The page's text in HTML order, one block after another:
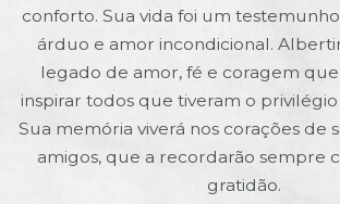
conforto. Sua vida foi um
árduo e amor incondicional.
legado de amor, fé e coragem
inspirar todos que tiveram o
Sua memória viverá nos corações de
amigos, que a recordarão sempre
gratidão.